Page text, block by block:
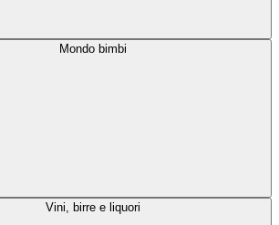
Mondo bimbi
Vini, birre e liquori